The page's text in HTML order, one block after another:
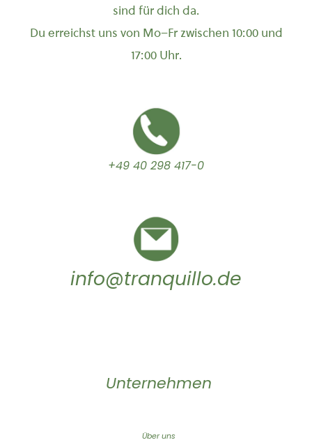
sind für dich da.
Du erreichst uns von Mo–Fr zwischen 10:00 und
17:00 Uhr.
+49 40 298 417-0
info@tranquillo.de
Unternehmen
Über uns